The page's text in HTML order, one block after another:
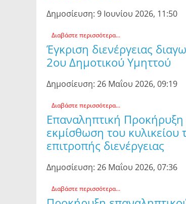
Δημοσίευση: 9 Ιουνίου 2026, 11:50
Διαβάστε περισσότερα...
Έγκριση διενέργειας
2ου Δημοτικού Υμηττού
Δημοσίευση: 26 Μαΐου 2026, 09:19
Διαβάστε περισσότερα...
Επαναληπτική Προκήρυξη
εκμίσθωση του
επιτροπής διενέργειας
Δημοσίευση: 26 Μαΐου 2026, 07:36
Διαβάστε περισσότερα...